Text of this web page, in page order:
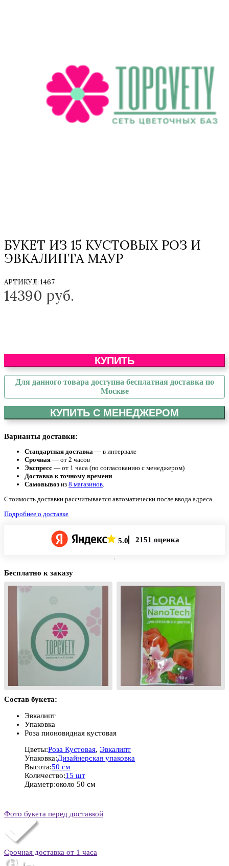
БУКЕТ ИЗ 15 КУСТОВЫХ РОЗ И
ЭВКАЛИПТА МАУР
АРТИКУЛ: 1467
14390 руб.
КУПИТЬ
Для данного товара доступна бесплатная доставка по
Москве
КУПИТЬ С МЕНЕДЖЕРОМ
Варианты доставки:
Стандартная доставка — в интервале
Срочная — от 2 часов
Экспресс — от 1 часа (по согласованию с менеджером)
Доставка к точному времени
Самовывоз из 8 магазинов
Стоимость доставки рассчитывается автоматически после ввода адреса.
Подробнее о доставке
5.0 2151 оценка
Бесплатно к заказу
Состав букета:
Эвкалипт
Упаковка
Роза пионовидная кустовая
Цветы:Роза Кустовая, Эвкалипт
Упаковка:Дизайнерская упаковка
Высота:50 см
Количество:15 шт
Диаметр:около 50 см
Фото букета перед доставкой
Срочная доставка от 1 часа